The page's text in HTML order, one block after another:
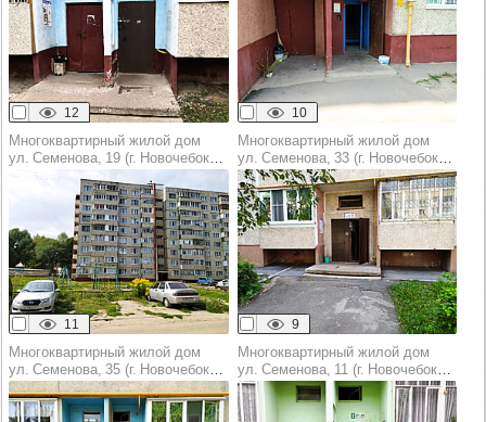
12 10
Многоквартирный жилой дом
ул. Семенова, 19 (г. Новочебоксарск)
11
Многоквартирный жилой дом
ул. Семенова, 33 (г. Новочебоксарск)
9
Многоквартирный жилой дом
ул. Семенова, 35 (г. Новочебоксарск)
Многоквартирный жилой дом
ул. Семенова, 11 (г. Новочебоксарск)